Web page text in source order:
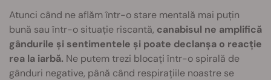
Atunci când ne aflăm într-o stare mentală mai puțin
bună sau într-o situație riscantă, canabisul ne amplifică
gândurile și sentimentele și poate declanșa o reacție
rea la iarbă. Ne putem trezi blocați într-o spirală de
gânduri negative, până când respirațiile noastre se